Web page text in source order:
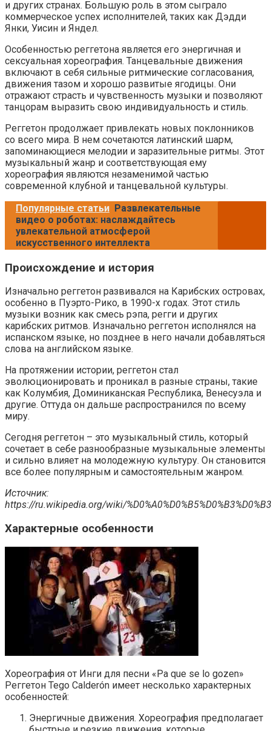
и других странах. Большую роль в этом сыграло
коммерческое успех исполнителей, таких как Дэдди
Янки, Уисин и Яндел.
Особенностью реггетона является его энергичная и
сексуальная хореография. Танцевальные движения
включают в себя сильные ритмические согласования,
движения тазом и хорошо развитые ягодицы. Они
отражают страсть и чувственность музыки и позволяют
танцорам выразить свою индивидуальность и стиль.
Реггетон продолжает привлекать новых поклонников
со всего мира. В нем сочетаются латинский шарм,
запоминающиеся мелодии и заразительные ритмы. Этот
музыкальный жанр и соответствующая ему
хореография являются незаменимой частью
современной клубной и танцевальной культуры.
Популярные статьи Развлекательные
видео о роботах: наслаждайтесь
увлекательной атмосферой
искусственного интеллекта
Происхождение и история
Изначально реггетон развивался на Карибских островах,
особенно в Пуэрто-Рико, в 1990-х годах. Этот стиль
музыки возник как смесь рэпа, регги и других
карибских ритмов. Изначально реггетон исполнялся на
испанском языке, но позднее в него начали добавляться
слова на английском языке.
На протяжении истории, реггетон стал
эволюционировать и проникал в разные страны, такие
как Колумбия, Доминиканская Республика, Венесуэла и
другие. Оттуда он дальше распространился по всему
миру.
Сегодня реггетон – это музыкальный стиль, который
сочетает в себе разнообразные музыкальные элементы
и сильно влияет на молодежную культуру. Он становится
все более популярным и самостоятельным жанром.
Источник:
https://ru.wikipedia.org/wiki/
Характерные особенности
Хореография от Инги для песни «Pa que se lo gozen»
Реггетон Tego Calderón имеет несколько характерных
особенностей:
Энергичные движения. Хореография предполагает